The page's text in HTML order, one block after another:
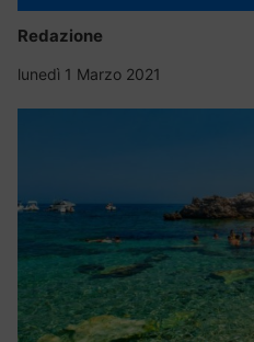
Redazione
lunedì 1 Marzo 2021